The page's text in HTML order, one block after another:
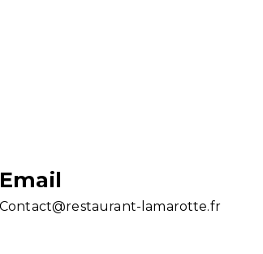
Email
contact@restaurant-lamarotte.fr